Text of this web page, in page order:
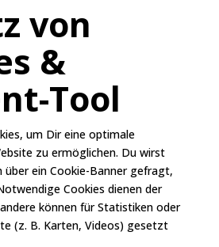
von
&
Tool
um Dir eine optimale
zu ermöglichen. Du wirst
über ein Cookie-Banner gefragt,
Cookies dienen der
können für Statistiken oder
(z. B. Karten, Videos) gesetzt